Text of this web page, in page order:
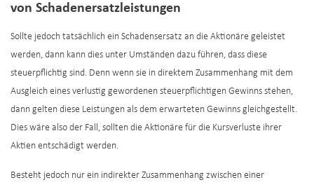
von Schadenersatzleistungen
Sollte jedoch tatsächlich ein Schadensersatz an die Aktionäre geleistet
werden, dann kann dies unter Umständen dazu führen, dass diese
steuerpflichtig sind. Denn wenn sie in direktem Zusammenhang mit dem
Ausgleich eines verlustig gewordenen steuerpflichtigen Gewinns stehen,
dann gelten diese Leistungen als dem erwarteten Gewinns gleichgestellt.
Dies wäre also der Fall, sollten die Aktionäre für die Kursverluste ihrer
Aktien entschädigt werden.
Besteht jedoch nur ein indirekter Zusammenhang zwischen einer